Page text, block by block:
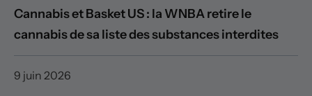
Cannabis et Basket US : la WNBA retire le
cannabis de sa liste des substances interdites
9 juin 2026